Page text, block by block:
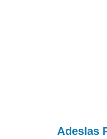
Adeslas